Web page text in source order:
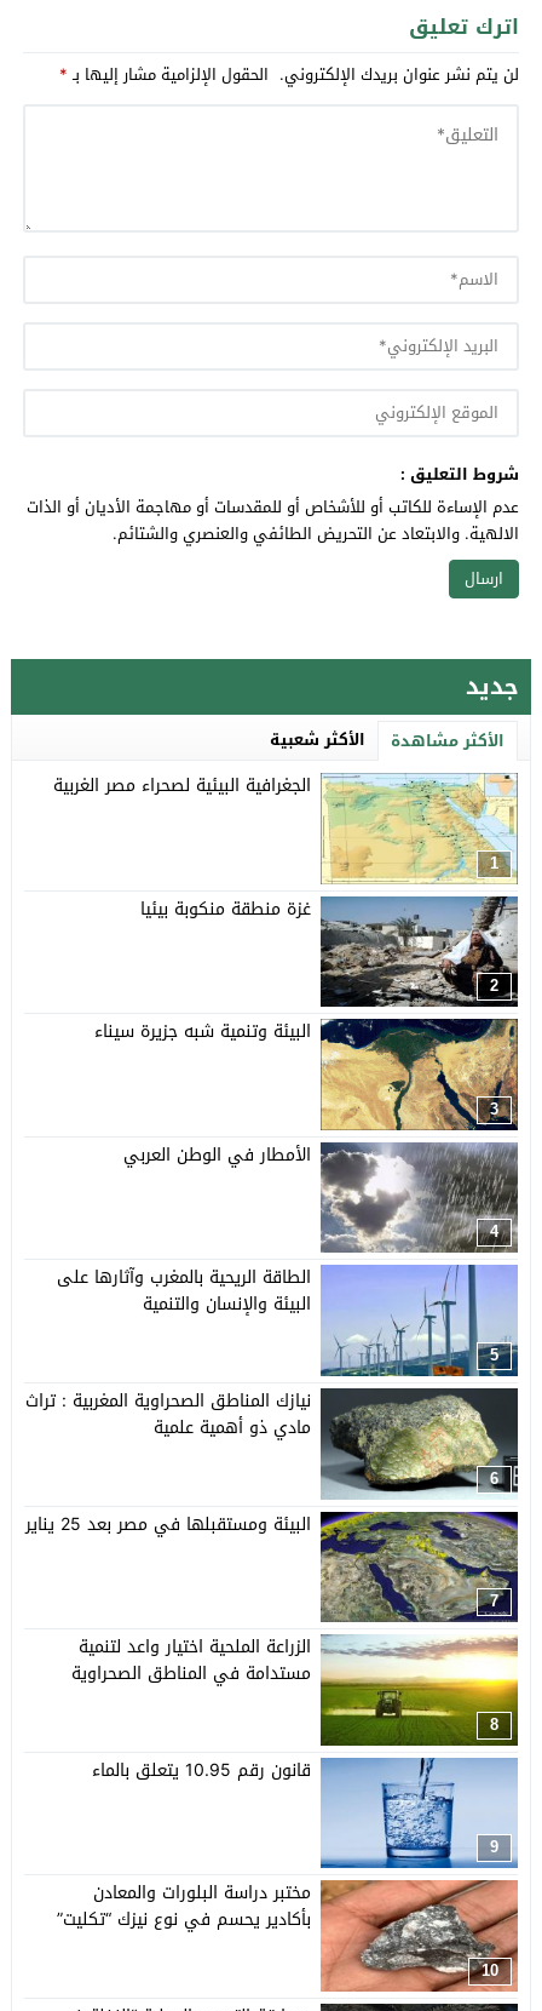
اترك تعليق
لن يتم نشر عنوان بريدك الإلكتروني. الحقول الإلزامية مشار إليها بـ*
شروط التعليق :
عدم الإساءة للكاتب أو للأشخاص أو للمقدسات أو مهاجمة الأديان أو الذات
الالهية. والابتعاد عن التحريض الطائفي والعنصري والشتائم.
جديد
الأكثر مشاهدة الأكثر شعبية
1
الجغرافية البيئية لصحراء مصر الغربية
2
غزة منطقة منكوبة بيئيا
3
البيئة وتنمية شبه جزيرة سيناء
4
الأمطار في الوطن العربي
5
الطاقة الريحية بالمغرب وآثارها على
البيئة والإنسان والتنمية
6
نيازك المناطق الصحراوية المغربية : تراث
مادي ذو أهمية علمية
7
البيئة ومستقبلها في مصر بعد 25 يناير
8
الزراعة الملحية اختيار واعد لتنمية
مستدامة في المناطق الصحراوية
9
قانون رقم 10.95 يتعلق بالماء
10
مختبر دراسة البلورات والمعادن
بأكادير يحسم في نوع نيزك “تكليت”